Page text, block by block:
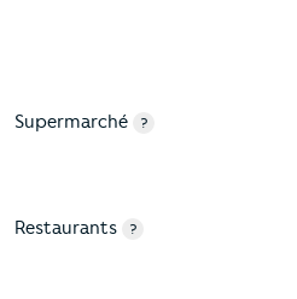
Supermarché ?
Restaurants ?